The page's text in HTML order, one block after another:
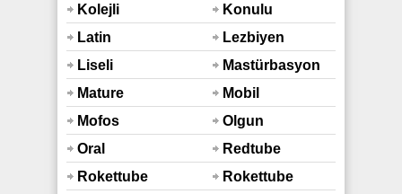
Bozma
Kolejli
Konulu
Latin
Lezbiyen
Liseli
Mastürbasyon
Mature
Mobil
Mofos
Olgun
Oral
Redtube
Rokettube
Rokettube